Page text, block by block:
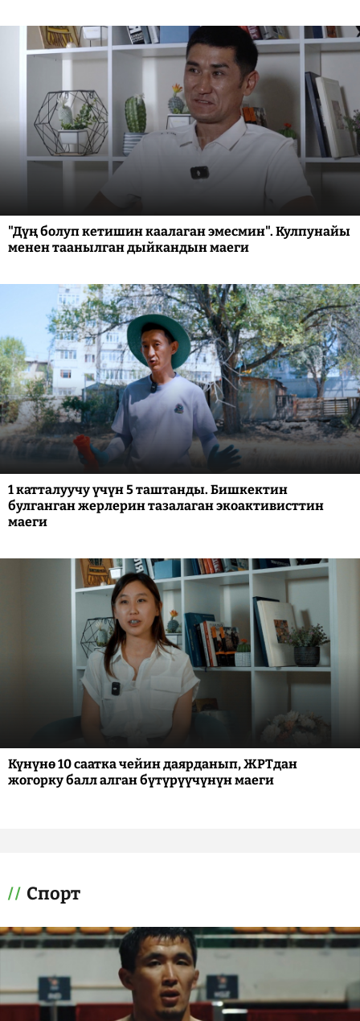
"Дүң болуп кетишин каалаган эмесмин". Кулпунайы
менен таанылган дыйкандын маеги
1 катталуучу үчүн 5 таштанды. Бишкектин
булганган жерлерин тазалаган экоактивисттин
маеги
Күнүнө 10 саатка чейин даярданып, ЖРТдан
жогорку балл алган бүтүрүүчүнүн маеги
Спорт